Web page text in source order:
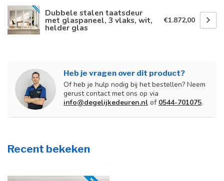
Dubbele stalen taatsdeur
met glaspaneel, 3 vlaks, wit,
helder glas
€1.872,00
Heb je vragen over dit product?
Of heb je hulp nodig bij het bestellen? Neem
gerust contact met ons op via
info@degelijkedeuren.nl of 0544-701075.
Recent bekeken